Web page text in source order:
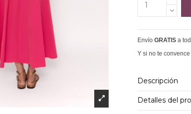
Envío GRATIS a
Y si no te
Descripción
Detalles del